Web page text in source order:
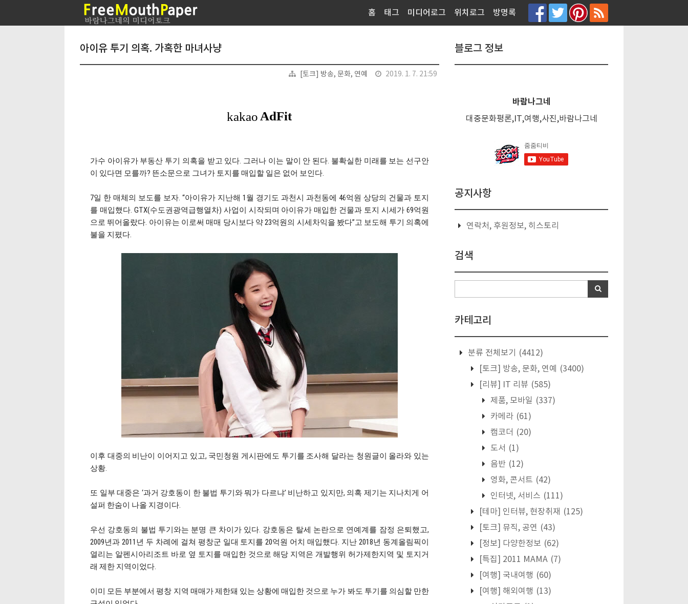
홈 태그 미디어로그 위치로그 방명록
아이유 투기 의혹. 가혹한 마녀사냥
[토크] 방송, 문화, 연예 2019. 1. 7. 21:59
가수 아이유가 부동산 투기 의혹을 받고 있다. 그러나 이는 말이 안 된다. 불확실한 미래를 보는 선구안
이 있다면 모를까? 뜬소문으로 그녀가 토지를 매입할 일은 없어 보인다.
7일 한 매체의 보도를 보자. “아이유가 지난해 1월 경기도 과천시 과천동에 46억원 상당의 건물과 토지
를 매입했다. GTX(수도권광역급행열차) 사업이 시작되며 아이유가 매입한 건물과 토지 시세가 69억원
으로 뛰어올랐다. 아이유는 이로써 매매 당시보다 약 23억원의 시세차익을 봤다”고 보도해 투기 의혹에
불을 지폈다.
이후 대중의 비난이 이어지고 있고, 국민청원 게시판에도 투기를 조사해 달라는 청원글이 올라와 있는
상황.
또 일부 대중은 ‘과거 강호동이 한 불법 투기와 뭐가 다르냐’ 비난하고 있지만, 의혹 제기는 지나치게 어
설퍼 한숨이 나올 지경이다.
우선 강호동의 불법 투기와는 분명 큰 차이가 있다. 강호동은 탈세 논란으로 연예계를 잠정 은퇴했고,
2009년과 2011년 두 차례에 걸쳐 평창군 일대 토지를 20억원 어치 매입했다. 지난 2018년 동계올림픽이
열리는 알펜시아리조트 바로 옆 토지를 매입한 것으로 해당 지역은 개발행위 허가제한지역 및 토지거
래 제한 지역이었다.
이미 모든 부분에서 평창 지역 매매가 제한돼 있는 상황에 매입한 것으로 누가 봐도 투기를 의심할 만한
블로그 정보
바람나그네
대중문화평론,IT,여행,사진,바람나그네
공지사항
연락처, 후원정보, 히스토리
검색
카테고리
분류 전체보기
(4412)
[토크] 방송, 문화, 연예
(3400)
[리뷰] IT 리뷰 (585)
제품, 모바일 (337)
카메라 (61)
캠코더 (20)
도서 (1)
음반 (12)
영화, 콘서트 (42)
인터넷, 서비스 (111)
[테마] 인터뷰, 현장취재 (125)
[토크] 뮤직, 공연 (43)
[정보] 다양한정보 (62)
[특집] 2011 MAMA (7)
[여행] 국내여행 (60)
[여행] 해외여행 (13)